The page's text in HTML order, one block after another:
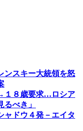
スキー大統領を怒
１８歳要求…ロシア
るべき」
ャドウ４発－エイタ